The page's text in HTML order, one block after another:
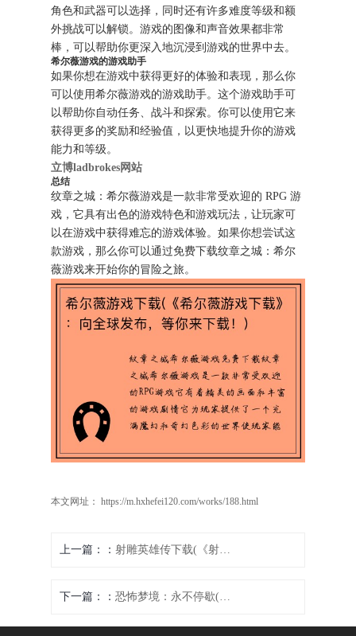
角色和武器可以选择，同时还有许多难度等级和额
外挑战可以解锁。游戏的图像和声音效果都非常
棒，可以帮助你更深入地沉浸到游戏的世界中去。
希尔薇游戏的游戏助手
如果你想在游戏中获得更好的体验和表现，那么你
可以使用希尔薇游戏的游戏助手。这个游戏助手可
以帮助你自动任务、战斗和探索。你可以使用它来
获得更多的奖励和经验值，以更快地提升你的游戏
能力和等级。
立博ladbrokes网站
总结
纹章之城：希尔薇游戏是一款非常受欢迎的 RPG 游
戏，它具有出色的游戏特色和游戏玩法，让玩家可
以在游戏中获得难忘的游戏体验。如果你想尝试这
款游戏，那么你可以通过免费下载纹章之城：希尔
薇游戏来开始你的冒险之旅。
本文网址： https://m.hxhefei120.com/works/188.html
上一篇： 射雕英雄传下载(《射雕英雄传》游戏下载，让你品味经典武侠世界)
下一篇： 恐怖梦境：永不停歇(永不停歇的恐怖梦境：续写)